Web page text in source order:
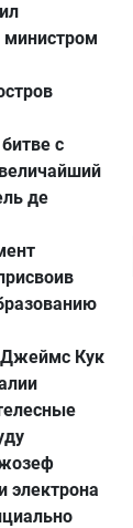
с
де
Джеймс Кук
электрона